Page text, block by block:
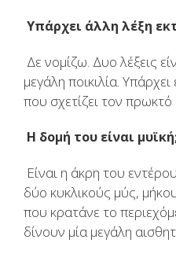
Υπάρχει άλλη λέξη
Δε νομίζω. Δυο λέξεις
μεγάλη ποικιλία.
που σχετίζει τον
H δομή του είναι
Είναι η άκρη του
δύο κυκλικούς μύς,
που κρατάνε το
δίνουν μία μεγάλη